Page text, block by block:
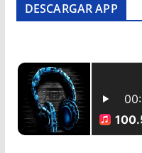
DESCARGAR APP